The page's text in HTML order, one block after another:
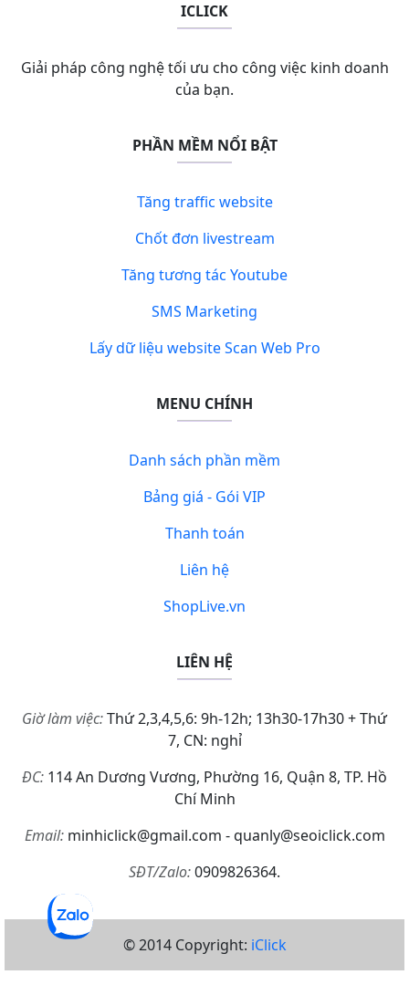
ICLICK
Giải pháp công nghệ tối ưu cho công việc kinh doanh
của bạn.
PHẦN MỀM NỔI BẬT
Tăng traffic website
Chốt đơn livestream
Tăng tương tác Youtube
SMS Marketing
Lấy dữ liệu website Scan Web Pro
MENU CHÍNH
Danh sách phần mềm
Bảng giá - Gói VIP
Thanh toán
Liên hệ
ShopLive.vn
LIÊN HỆ
Giờ làm việc:Thứ 2,3,4,5,6: 9h-12h; 13h30-17h30 + Thứ
7, CN: nghỉ
ĐC: 114 An Dương Vương, Phường 16, Quận 8, TP. Hồ
Chí Minh
Email:minhiclick@gmail.com - quanly@seoiclick.com
SĐT/Zalo:0909826364.
© 2014 Copyright: iClick